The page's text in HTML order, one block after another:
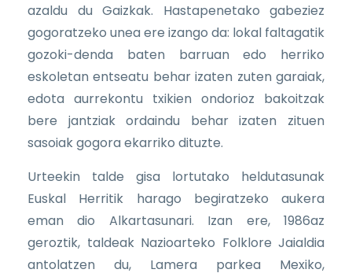
azaldu du Gaizkak. Hastapenetako gabeziez
gogoratzeko unea ere izango da: lokal faltagatik
gozoki-denda baten barruan edo herriko
eskoletan entseatu behar izaten zuten garaiak,
edota aurrekontu txikien ondorioz bakoitzak
bere jantziak ordaindu behar izaten zituen
sasoiak gogora ekarriko dituzte.
Urteekin talde gisa lortutako heldutasunak
Euskal Herritik harago begiratzeko aukera
eman dio Alkartasunari. Izan ere, 1986az
geroztik, taldeak Nazioarteko Folklore Jaialdia
antolatzen du, Lamera parkea Mexiko,